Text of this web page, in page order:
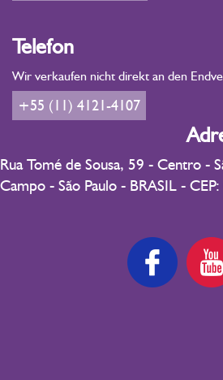
Telefon
Wir verkaufen nicht direkt an den
+55 (11) 4121-4107
Rua Tomé de Sousa, 59 - Centro -
Campo - São Paulo - BRASIL -